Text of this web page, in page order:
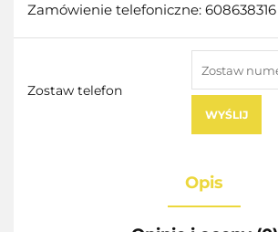
Zamówienie telefoniczne: 608638316
Zostaw telefon
WYŚLIJ
Opis